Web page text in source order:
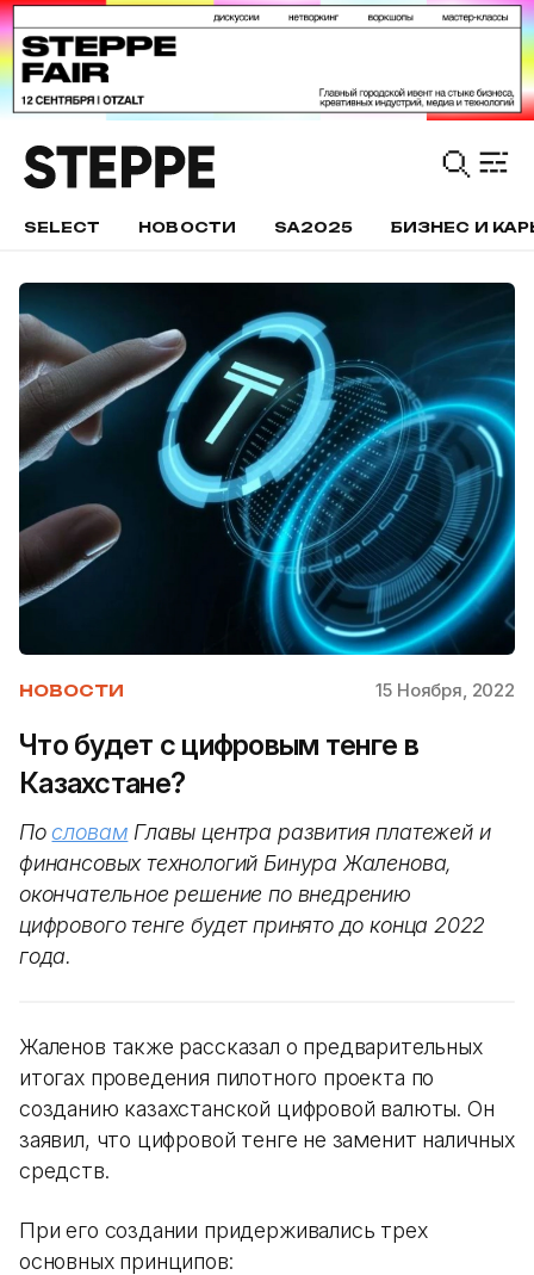
SELECT НОВОСТИ SA2025 БИЗНЕС И
НОВОСТИ 15 Ноября, 2022
Что будет с цифровым тенге в
Казахстане?
Пословам Главы центра развития платежей и
финансовых технологий Бинура Жаленова,
окончательное решение по внедрению
цифрового тенге будет принято до конца 2022
года.
Жаленов также рассказал о предварительных
итогах проведения пилотного проекта по
созданию казахстанской цифровой валюты. Он
заявил, что цифровой тенге не заменит наличных
средств.
При его создании придерживались трех
основных принципов: